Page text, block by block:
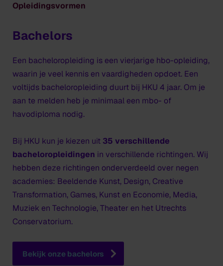
Opleidingsvormen
Bachelors
Een bacheloropleiding is een vierjarige hbo-opleiding,
waarin je veel kennis en vaardigheden opdoet. Een
voltijds bacheloropleiding duurt bij HKU 4 jaar. Om je
aan te melden heb je minimaal een mbo- of
havodiploma nodig.
Bij HKU kun je kiezen uit 35 verschillende
bacheloropleidingen in verschillende richtingen. Wij
hebben deze richtingen onderverdeeld over negen
academies: Beeldende Kunst, Design, Creative
Transformation, Games, Kunst en Economie, Media,
Muziek en Technologie, Theater en het Utrechts
Conservatorium.
Bekijk onze bachelors